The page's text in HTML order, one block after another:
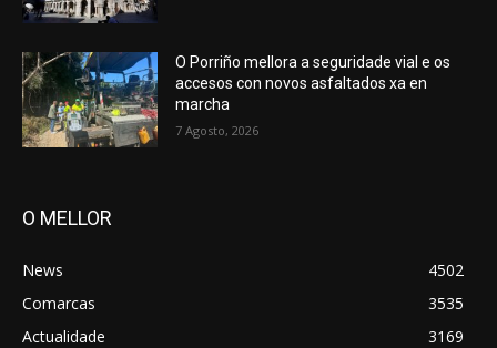
O Porriño mellora a seguridade vial e os
accesos con novos asfaltados xa en
marcha
7 Agosto, 2026
O MELLOR
News
4502
Comarcas
3535
Actualidade
3169